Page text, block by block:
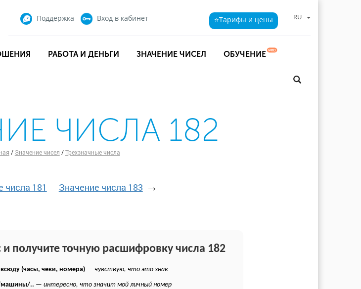
Поддержка Вход в кабинет ⭐Тарифы и цены RU
РАБОТА И ДЕНЬГИ ЗНАЧЕНИЕ ЧИСЕЛ ОБУЧЕНИЕ
ЧИСЛА 182
/ Значение чисел /Трехзначные числа
числа 181 Значение числа 183 →
и получите точную расшифровку числа 182
(часы, чеки, номера) —чувствую, что это знак
машины/.. —интересно, что значит мой личный номер